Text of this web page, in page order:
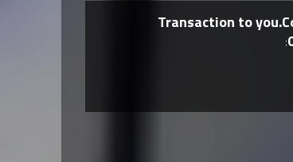
Transaction to